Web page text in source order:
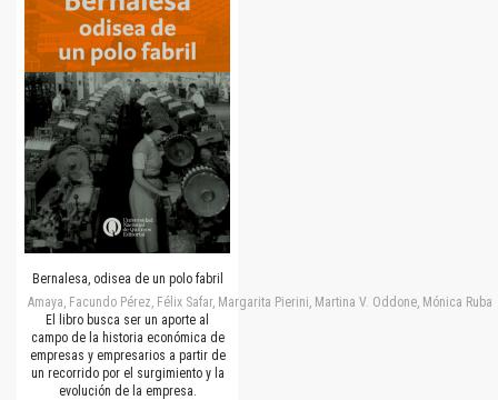
Bernalesa, odisea de un polo fabril
Amaya, Facundo Pérez, Félix Safar, Margarita Pierini, Martina V. Oddone, Mónica
El libro busca ser un aporte al
campo de la historia económica de
empresas y empresarios a partir de
un recorrido por el surgimiento y la
evolución de la empresa.